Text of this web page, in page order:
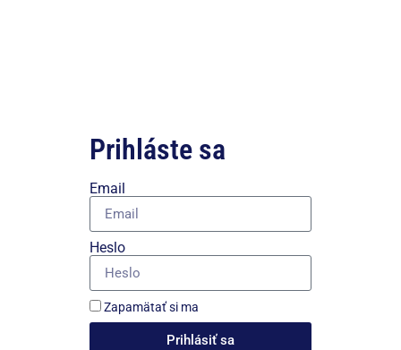
Prihláste sa
Email
Heslo
Zapamätať si ma
Prihlásiť sa